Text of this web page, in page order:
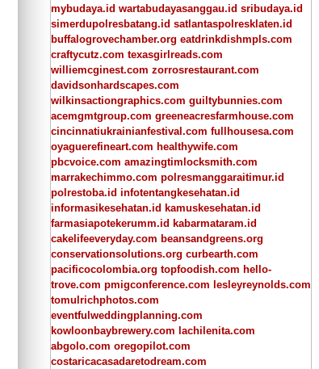
mybudaya.id wartabudayasanggau.id sribudaya.id
simerdupolresbatang.id satlantaspolresklaten.id
buffalogrovechamber.org eatdrinkdishmpls.com
craftycutz.com texasgirlreads.com
williemcginest.com zorrosrestaurant.com
davidsonhardscapes.com
wilkinsactiongraphics.com guiltybunnies.com
acemgmtgroup.com greeneacresfarmhouse.com
cincinnatiukrainianfestival.com fullhousesa.com
oyaguerefineart.com healthywife.com
pbcvoice.com amazingtimlocksmith.com
marrakechimmo.com polresmanggaraitimur.id
polrestoba.id infotentangkesehatan.id
informasikesehatan.id kamuskesehatan.id
farmasiapotekerumm.id kabarmataram.id
cakelifeeveryday.com beansandgreens.org
conservationsolutions.org curbearth.com
pacificocolombia.org topfoodish.com hello-
trove.com pmigconference.com lesleyreynolds.com
tomulrichphotos.com
eventfulweddingplanning.com
kowloonbaybrewery.com lachilenita.com
abgolo.com oregopilot.com
costaricacasadaretodream.com